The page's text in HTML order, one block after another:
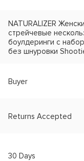
NATURALIZER
стрейчевые
боулдеринги с
без шнуровки
Buyer
Returns Accepted
30 Days